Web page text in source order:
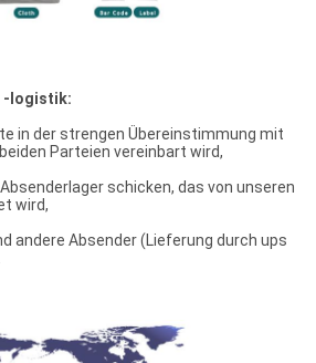
-logistik:
in der strengen Übereinstimmung mit
Parteien vereinbart wird,
schicken, das von unseren
wird,
andere Absender (Lieferung durch ups